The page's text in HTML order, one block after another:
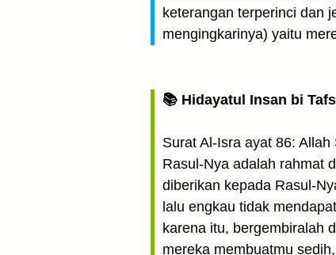
keterangan terperinci dan
menging­karinya) yaitu
📚 Hidayatul Insan bi
Surat Al-Isra ayat 86:
Rasul-Nya adalah rahmat
diberikan kepada Rasul-
lalu engkau tidak
karena itu, bergembiralah
mereka membuatmu